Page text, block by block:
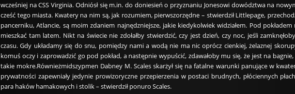
wcześniej na CSS Virginia. Odniósł się m.in. do doniesień o przyznaniu Jonesowi dowództwa na
cześć tego miasta. Kwatery na nim są, jak rozumiem, pierwszorzędne – stwierdził Littlepage,
pancerniku, Atlancie, są moim zdaniem najnędzniejsze, jakie kiedykolwiek widziałem. Pod
mieszkać tam latem. Nikt na świecie nie zdołałby stwierdzić, czy jest dzień, czy noc, jeśli
czasu. Gdy układamy się do snu, pomiędzy nami a wodą nie ma nic oprócz cienkiej, żelaznej
komuś oczy i zaprowadzić go pod pokład, a następnie wypuścić, zdawałoby mu się, że jest na
takie mokre.Równieżmidszypmen Dabney M. Scales skarżył się na fatalne warunki panujące w
prywatności zapewniały jedynie prowizoryczne przepierzenia w postaci brudnych, płóciennych
para haków hamakowych i stolik – stwierdził ponuro Scales.